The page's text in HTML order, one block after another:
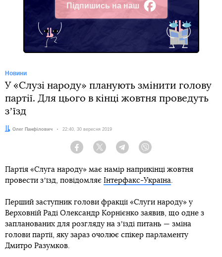
Підпишись на наш
Facebook
Новини
У «Слузі народу» планують змінити голову
партії. Для цього в кінці жовтня проведуть
зʼїзд
Автор:
Олег Панфілович Дата:
22:40, 30 вересня 2019
Facebook Twitter Telegram
Партія «Слуга народу» має намір наприкінці жовтня
провести зʼїзд, повідомляє Інтерфакс-Україна.
Перший заступник голови фракції «Слуги народу» у
Верховній Раді Олександр Корнієнко заявив, що одне з
запланованих для розгляду на зʼїзді питань — зміна
голови партії, яку зараз очолює спікер парламенту
Дмитро Разумков.